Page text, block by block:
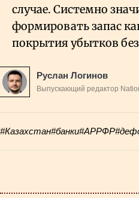
случае. Системно
формировать запас
покрытия убытков
Руслан Логинов
Выпускающий редактор
#Казахстан#банки#АРРФР